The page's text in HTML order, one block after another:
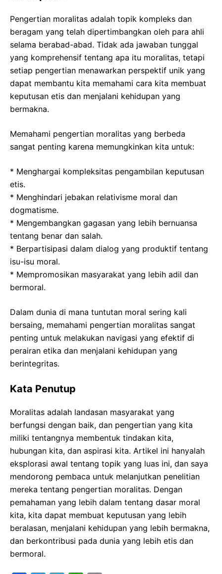
Pengertian moralitas adalah topik kompleks dan
beragam yang telah dipertimbangkan oleh para ahli
selama berabad-abad. Tidak ada jawaban tunggal
yang komprehensif tentang apa itu moralitas, tetapi
setiap pengertian menawarkan perspektif unik yang
dapat membantu kita memahami cara kita membuat
keputusan etis dan menjalani kehidupan yang
bermakna.
Memahami pengertian moralitas yang berbeda
sangat penting karena memungkinkan kita untuk:
* Menghargai kompleksitas pengambilan keputusan
etis.
* Menghindari jebakan relativisme moral dan
dogmatisme.
* Mengembangkan gagasan yang lebih bernuansa
tentang benar dan salah.
* Berpartisipasi dalam dialog yang produktif tentang
isu-isu moral.
* Mempromosikan masyarakat yang lebih adil dan
bermoral.
Dalam dunia di mana tuntutan moral sering kali
bersaing, memahami pengertian moralitas sangat
penting untuk melakukan navigasi yang efektif di
perairan etika dan menjalani kehidupan yang
berintegritas.
Kata Penutup
Moralitas adalah landasan masyarakat yang
berfungsi dengan baik, dan pengertian yang kita
miliki tentangnya membentuk tindakan kita,
hubungan kita, dan aspirasi kita. Artikel ini hanyalah
eksplorasi awal tentang topik yang luas ini, dan saya
mendorong pembaca untuk melanjutkan penelitian
mereka tentang pengertian moralitas. Dengan
pemahaman yang lebih dalam tentang dasar moral
kita, kita dapat membuat keputusan yang lebih
beralasan, menjalani kehidupan yang lebih bermakna,
dan berkontribusi pada dunia yang lebih etis dan
bermoral.